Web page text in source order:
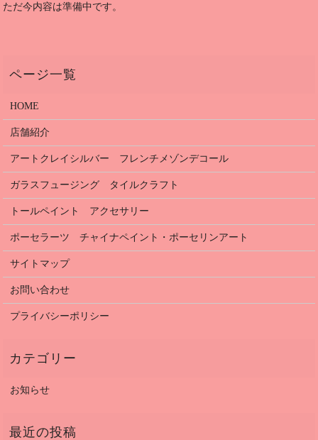
ただ今内容は準備中です。
HOME
店舗紹介
アートクレイシルバー フレンチメゾンデコール
ガラスフュージング タイルクラフト
トールペイント アクセサリー
ポーセラーツ チャイナペイント・ポーセリンアート
サイトマップ
お問い合わせ
プライバシーポリシー
お知らせ